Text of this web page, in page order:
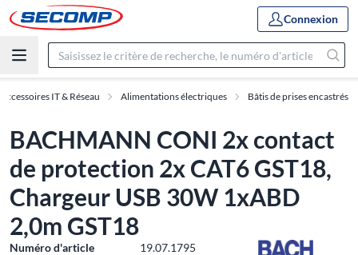
Connexion
Accessoires IT & Réseau Alimentations électriques Bâtis de prises encastrés
BACHMANN CONI 2x contact
de protection 2x CAT6 GST18,
Chargeur USB 30W 1xABD
2,0m GST18
Numéro d'article
19.07.1795